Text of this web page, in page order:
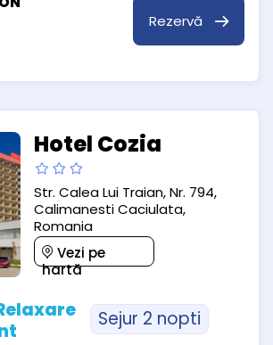
Rezervă
Hotel Cozia
Str. Calea Lui Traian, Nr. 794,
Calimanesti Caciulata,
Romania
Vezi pe
hartă
Sejur 2 nopti